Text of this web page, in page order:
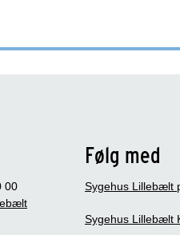
00
Følg med
Sygehus Lillebælt
Sygehus Lillebælt